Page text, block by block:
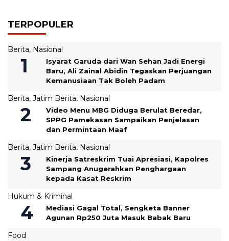
TERPOPULER
Berita, Nasional
‎Isyarat Garuda dari Wan Sehan Jadi Energi
Baru, Ali Zainal Abidin Tegaskan Perjuangan
Kemanusiaan Tak Boleh Padam
Berita, Jatim Berita, Nasional
‎Video Menu MBG Diduga Berulat Beredar,
SPPG Pamekasan Sampaikan Penjelasan
dan Permintaan Maaf
Berita, Jatim Berita, Nasional
Kinerja Satreskrim Tuai Apresiasi, Kapolres
Sampang Anugerahkan Penghargaan
kepada Kasat Reskrim
Hukum & Kriminal
Mediasi Gagal Total, Sengketa Banner
Agunan Rp250 Juta Masuk Babak Baru
Food